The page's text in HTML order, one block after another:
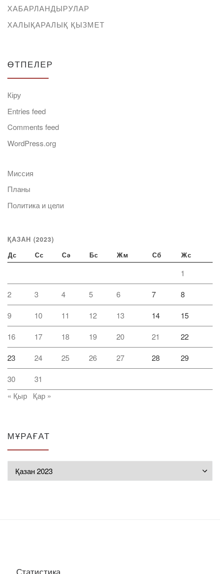
ХАБАРЛАНДЫРУЛАР
ХАЛЫҚАРАЛЫҚ ҚЫЗМЕТ
ӨТПЕЛЕР
Кіру
Entries feed
Comments feed
WordPress.org
Миссия
Планы
Политика и цели
ҚАЗАН (2023)
Дс Сс Сә Бс Жм Сб Жс
1
2 3 4 5 6 7 8
9 10 11 12 13 14 15
16 17 18 19 20 21 22
23 24 25 26 27 28 29
30
31
« Қыр
Қар »
МҰРАҒАТ
Статистика